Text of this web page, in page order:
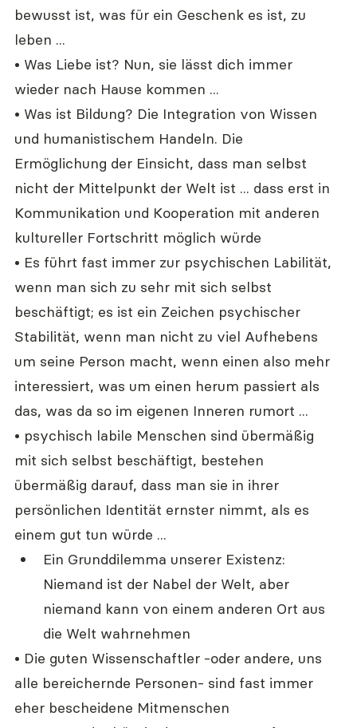
bewusst ist, was für ein Geschenk es ist, zu
leben ...
• Was Liebe ist? Nun, sie lässt dich immer
wieder nach Hause kommen ...
• Was ist Bildung? Die Integration von Wissen
und humanistischem Handeln. Die
Ermöglichung der Einsicht, dass man selbst
nicht der Mittelpunkt der Welt ist ... dass erst in
Kommunikation und Kooperation mit anderen
kultureller Fortschritt möglich würde
• Es führt fast immer zur psychischen Labilität,
wenn man sich zu sehr mit sich selbst
beschäftigt; es ist ein Zeichen psychischer
Stabilität, wenn man nicht zu viel Aufhebens
um seine Person macht, wenn einen also mehr
interessiert, was um einen herum passiert als
das, was da so im eigenen Inneren rumort ...
• psychisch labile Menschen sind übermäßig
mit sich selbst beschäftigt, bestehen
übermäßig darauf, dass man sie in ihrer
persönlichen Identität ernster nimmt, als es
einem gut tun würde ...
Ein Grunddilemma unserer Existenz:
Niemand ist der Nabel der Welt, aber
niemand kann von einem anderen Ort aus
die Welt wahrnehmen
• Die guten Wissenschaftler -oder andere, uns
alle bereichernde Personen- sind fast immer
eher bescheidene Mitmenschen